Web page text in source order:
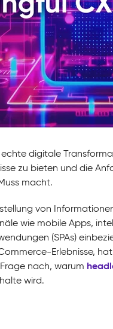
digitale
zu bieten und die
macht.
von
wie mobile Apps,
(SPAs)
Erlebnisse,
nach, warum
wird.